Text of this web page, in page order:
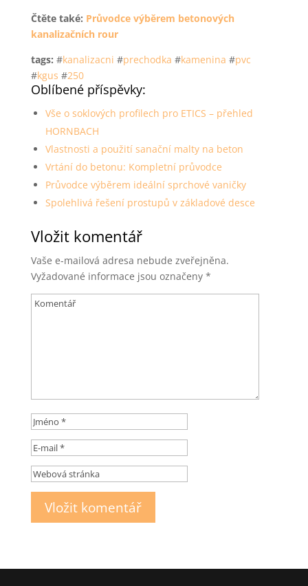
Čtěte také: Průvodce výběrem betonových
kanalizačních rour
tags: #kanalizacni #prechodka #kamenina #pvc
#kgus #250
Oblíbené příspěvky:
Vše o soklových profilech pro ETICS – přehled
HORNBACH
Vlastnosti a použití sanační malty na beton
Vrtání do betonu: Kompletní průvodce
Průvodce výběrem ideální sprchové vaničky
Spolehlivá řešení prostupů v základové desce
Vložit komentář
Vaše e-mailová adresa nebude zveřejněna.
Vyžadované informace jsou označeny *